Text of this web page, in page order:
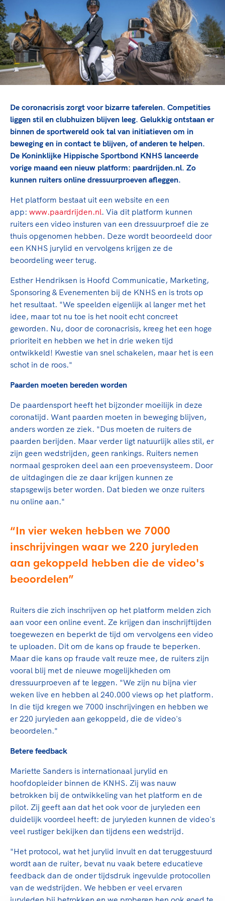
Sportonderzoek
Sportakkoord II
Game Changer
TeamNL kids
Nieuwspagina
Columns
Sport gaat niet vanzelf
Sport verenigt. Op sportclubs, pleintjes, tijdens
een rondje fietsen, door samen te skaten of naar
de sportschool te gaan. Door samen te juichen
voor Sifan Hassan, Rico Verhoeven, Diede de
Groot en het Nederlands Elftal. Of met trots te
genieten van de karatewedstrijd van je dochter,
de halve marathon van je moeder of de
hockeywedstrijd van je buurjongen.
Lees verder
Veilige en integere sport
Diversiteit en inclusie
Gezonde sportomgeving
Duurzaamheid
Bekwaam sportkader
Vitale clubs en bestuurlijk kader
Sportmatch
Clubacties
Handboek Wet- en Regelgeving
Opleidingen en trainingen
High5 Stappenplan
Ruimte voor sport
Clubondersteuning
Beroepskrachten
sportomgeving
Voor welk gedrag staat de club? Wat mag wel
langs de lijn, in de kleedkamer, kantine en online?
En wat mag vooral niet? Een gedragscode geeft
onderdeel van het clubbeleid rondom gewenst en
TeamNL Academie Kalender
Kennisaanbod TeamNL Experts
TeamNL Sport Science Centre
Paralympische Spelen LA28
Europese Spelen Istanbul 2027
Topsportbeleid
Topsportfinanciering
Maatschappelijke waarde topsport
Top teamsportcompetities
De TeamNL Academie
De TeamNL Academie biedt een leer- en
ontwikkelprogramma voor de volgende functies
binnen TeamNL programma's: experts, coaches,
bestuurders, (technisch) directeuren, managers en
toekomstig kader.
Lees verder
De coronacrisis zorgt voor bizarre taferelen. Competities
liggen stil en clubhuizen blijven leeg. Gelukkig ontstaan er
binnen de sportwereld ook tal van initiatieven om in
beweging en in contact te blijven, of anderen te helpen.
De Koninklijke Hippische Sportbond KNHS lanceerde
vorige maand een nieuw platform: paardrijden.nl. Zo
kunnen ruiters online dressuurproeven afleggen.
Het platform bestaat uit een website en een
app: www.paardrijden.nl. Via dit platform kunnen
ruiters een video insturen van een dressuurproef die ze
thuis opgenomen hebben. Deze wordt beoordeeld door
een KNHS jurylid en vervolgens krijgen ze de
beoordeling weer terug.
Esther Hendriksen is Hoofd Communicatie, Marketing,
Sponsoring & Evenementen bij de KNHS en is trots op
het resultaat. "We speelden eigenlijk al langer met het
idee, maar tot nu toe is het nooit echt concreet
geworden. Nu, door de coronacrisis, kreeg het een hoge
prioriteit en hebben we het in drie weken tijd
ontwikkeld! Kwestie van snel schakelen, maar het is een
schot in de roos."
Paarden moeten bereden worden
De paardensport heeft het bijzonder moeilijk in deze
coronatijd. Want paarden moeten in beweging blijven,
anders worden ze ziek. "Dus moeten de ruiters de
paarden berijden. Maar verder ligt natuurlijk alles stil, er
zijn geen wedstrijden, geen rankings. Ruiters nemen
normaal gesproken deel aan een proevensysteem. Door
de uitdagingen die ze daar krijgen kunnen ze
stapsgewijs beter worden. Dat bieden we onze ruiters
nu online aan."
In vier weken hebben we 7000
inschrijvingen waar we 220 juryleden
aan gekoppeld hebben die de video's
beoordelen
Ruiters die zich inschrijven op het platform melden zich
aan voor een online event. Ze krijgen dan inschrijftijden
toegewezen en beperkt de tijd om vervolgens een video
te uploaden. Dit om de kans op fraude te beperken.
Maar die kans op fraude valt reuze mee, de ruiters zijn
vooral blij met de nieuwe mogelijkheden om
dressuurproeven af te leggen. "We zijn nu bijna vier
weken live en hebben al 240.000 views op het platform.
In die tijd kregen we 7000 inschrijvingen en hebben we
er 220 juryleden aan gekoppeld, die de video's
beoordelen."
Betere feedback
Mariette Sanders is internationaal jurylid en
hoofdopleider binnen de KNHS. Zij was nauw
betrokken bij de ontwikkeling van het platform en de
pilot. Zij geeft aan dat het ook voor de juryleden een
duidelijk voordeel heeft: de juryleden kunnen de video's
veel rustiger bekijken dan tijdens een wedstrijd.
"Het protocol, wat het jurylid invult en dat teruggestuurd
wordt aan de ruiter, bevat nu vaak betere educatieve
feedback dan de onder tijdsdruk ingevulde protocollen
van de wedstrijden. We hebben er veel ervaren